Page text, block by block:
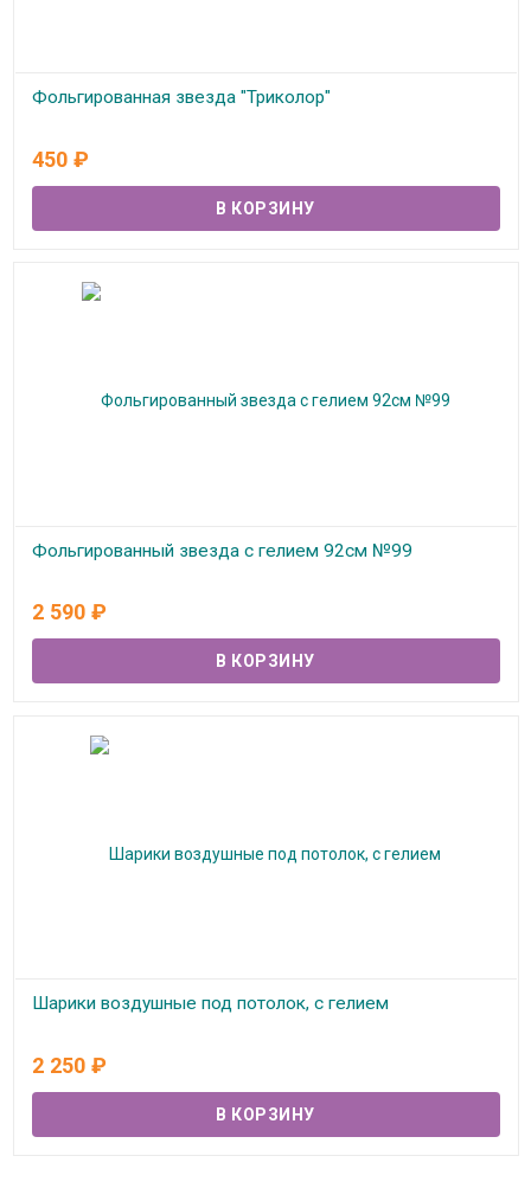
Фольгированная звезда "Триколор"
450 ₽
Фольгированный звезда с гелием 92см №99
2 590 ₽
Шарики воздушные под потолок, с гелием
2 250 ₽